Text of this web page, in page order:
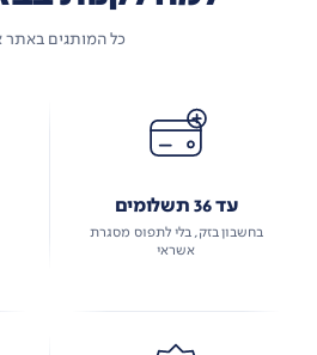
כל המותגים
עד 36 תשלומים
בחשבון בזק, בלי לתפוס מסגרת
אשראי